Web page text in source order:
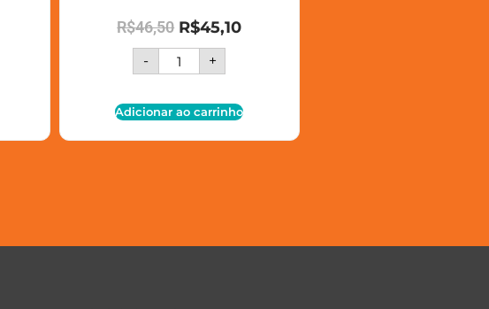
R$46,50 R$45,10
- +
Adicionar ao carrinho